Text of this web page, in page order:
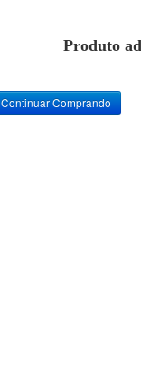
Produto
Continuar Comprando